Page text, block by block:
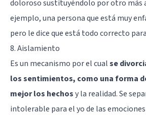
doloroso sustituyéndolo por otro más
ejemplo, una persona que está muy
pero le dice que está todo correcto
8. Aislamiento
Es un mecanismo por el cualse
los sentimientos, como una forma
mejor los hechosy la realidad. Se
intolerable para el yo de las